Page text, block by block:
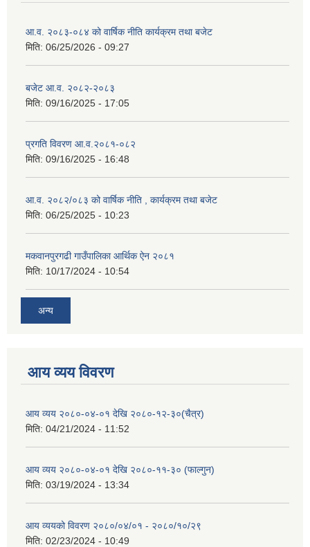
आ.व. २०८३-०८४ को वार्षिक नीति कार्यक्रम तथा बजेट
मिति: 06/25/2026 - 09:27
बजेट आ.व. २०८२-२०८३
मिति: 09/16/2025 - 17:05
प्रगति विवरण आ.व.२०८१-०८२
मिति: 09/16/2025 - 16:48
आ.व. २०८२/०८३ को वार्षिक नीति , कार्यक्रम तथा बजेट
मिति: 06/25/2025 - 10:23
मकवानपुरगढी गाउँपालिका आर्थिक ‌‌‌ऐन २०८१
मिति: 10/17/2024 - 10:54
अन्य
आय व्यय विवरण
आय व्यय २०८०-०४-०१ देखि २०८०-१२-३०(चैत्र)
मिति: 04/21/2024 - 11:52
आय व्यय २०८०-०४-०१ देखि २०८०-११-३० (फाल्गुन)
मिति: 03/19/2024 - 13:34
आय व्ययको विवरण २०८०/०४/०१ - २०८०/१०/२९
मिति: 02/23/2024 - 10:49